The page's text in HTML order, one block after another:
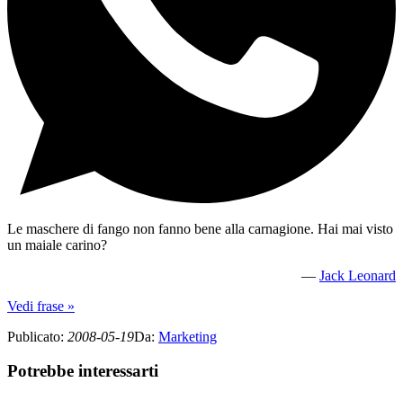
Le maschere di fango non fanno bene alla carnagione. Hai mai visto
un maiale carino?
— Jack Leonard
Vedi frase »
Publicato: 2008-05-19Da: Marketing
Potrebbe interessarti